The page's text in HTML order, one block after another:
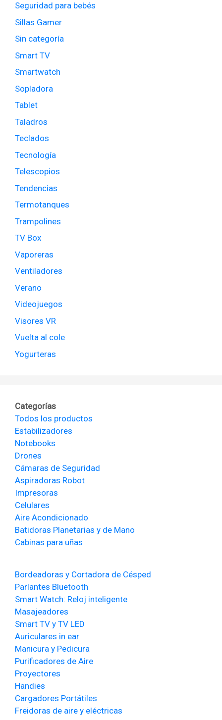
Seguridad para bebés
Sillas Gamer
Sin categoría
Smart TV
Smartwatch
Sopladora
Tablet
Taladros
Teclados
Tecnología
Telescopios
Tendencias
Termotanques
Trampolines
TV Box
Vaporeras
Ventiladores
Verano
Videojuegos
Visores VR
Vuelta al cole
Yogurteras
Categorías
Todos los productos
Estabilizadores
Notebooks
Drones
Cámaras de Seguridad
Aspiradoras Robot
Impresoras
Celulares
Aire Acondicionado
Batidoras Planetarias y de Mano
Cabinas para uñas
Bordeadoras y Cortadora de Césped
Parlantes Bluetooth
Smart Watch: Reloj inteligente
Masajeadores
Smart TV y TV LED
Auriculares in ear
Manicura y Pedicura
Purificadores de Aire
Proyectores
Handies
Cargadores Portátiles
Freidoras de aire y eléctricas